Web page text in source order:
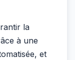
la
à une
et